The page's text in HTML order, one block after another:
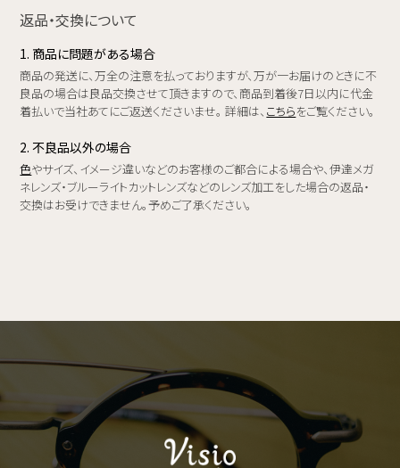
返品・交換について
1. 商品に問題がある場合
商品の発送に、万全の注意を払っておりますが、万が一お届けのときに不
良品の場合は良品交換させて頂きますので、商品到着後7日以内に代金
着払いで当社あてにご返送くださいませ。 詳細は、 こちらをご覧ください。
2. 不良品以外の場合
色やサイズ、イメージ違いなどのお客様のご都合による場合や、伊達メガ
ネレンズ・ブルーライトカットレンズなどのレンズ加工をした場合の返品・
交換はお受けできません。予めご了承ください。